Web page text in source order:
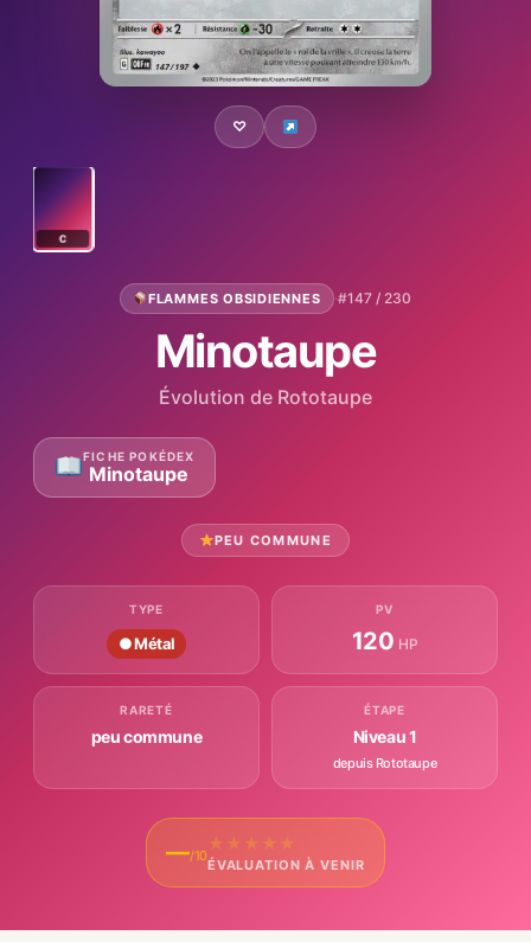
♡
C
FLAMMES OBSIDIENNES ·#147 / 230
Minotaupe
Évolution de Rototaupe
FICHE POKÉDEX
Minotaupe
PEU COMMUNE
TYPE
● Métal
PV
120 HP
RARETÉ
peu commune
ÉTAPE
Niveau 1
depuis Rototaupe
—/10
★ ★ ★ ★ ★
ÉVALUATION À VENIR